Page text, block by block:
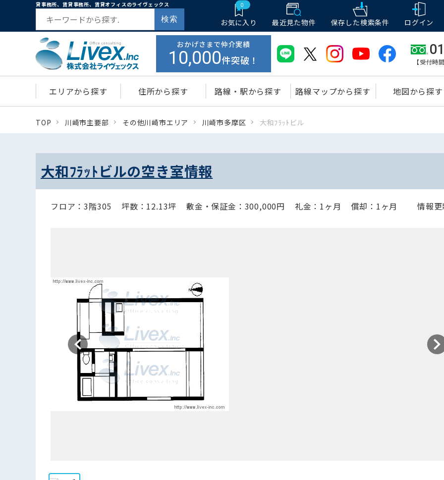
貸事務所、賃貸事務所、賃貸オフィスのライヴェックス
検索
0
お気に入り 最近見た物件 保存した検索条件 ログイン
おかげさまで仲介実績
10,000件突破！ 【受付時
エリアから探す 住所から探す 路線・駅から探す 路線マップから探す 地図から探す
TOP 川崎市主要部 その他川崎市エリア 川崎市多摩区 大和ﾌﾗｯﾄビル
大和ﾌﾗｯﾄビルの空き室情報
フロア：3階305 坪数：12.13坪 敷金・保証金：300,000円 礼金：1ヶ月 償却：1ヶ月 情報